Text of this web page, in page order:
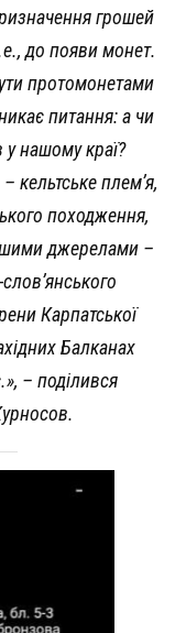
грошей
до появи монет.
протомонетами
питання: а чи
у нашому краї?
кельтське плем’я,
походження,
джерелами –
Карпатської
Балканах
– поділився